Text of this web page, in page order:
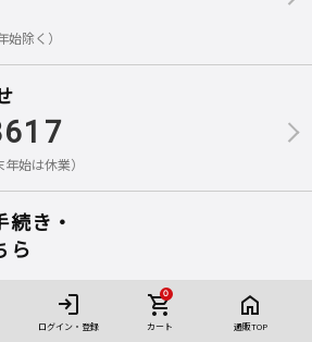
ログイン・登録
0
カート 通販TOP
除く）
始は休業）
き・
ら
して「チャットでのお手続き」ボタンを押し